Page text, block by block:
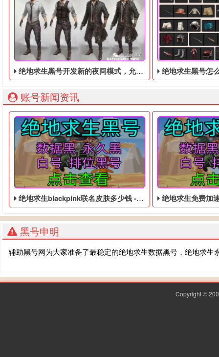
绝地求生黑号开发新的夜间模式，允许用户调整画面 绝地求生黑号怎么
账号新闻资讯
绝地求生blackpink联名皮肤多少钱 - 绝地求生低价的四无白号 绝地求生免费加速
黑号申明
辅助黑号网为大家准备了最稳定的绝地求生数据黑号，绝地求
Copyright ©